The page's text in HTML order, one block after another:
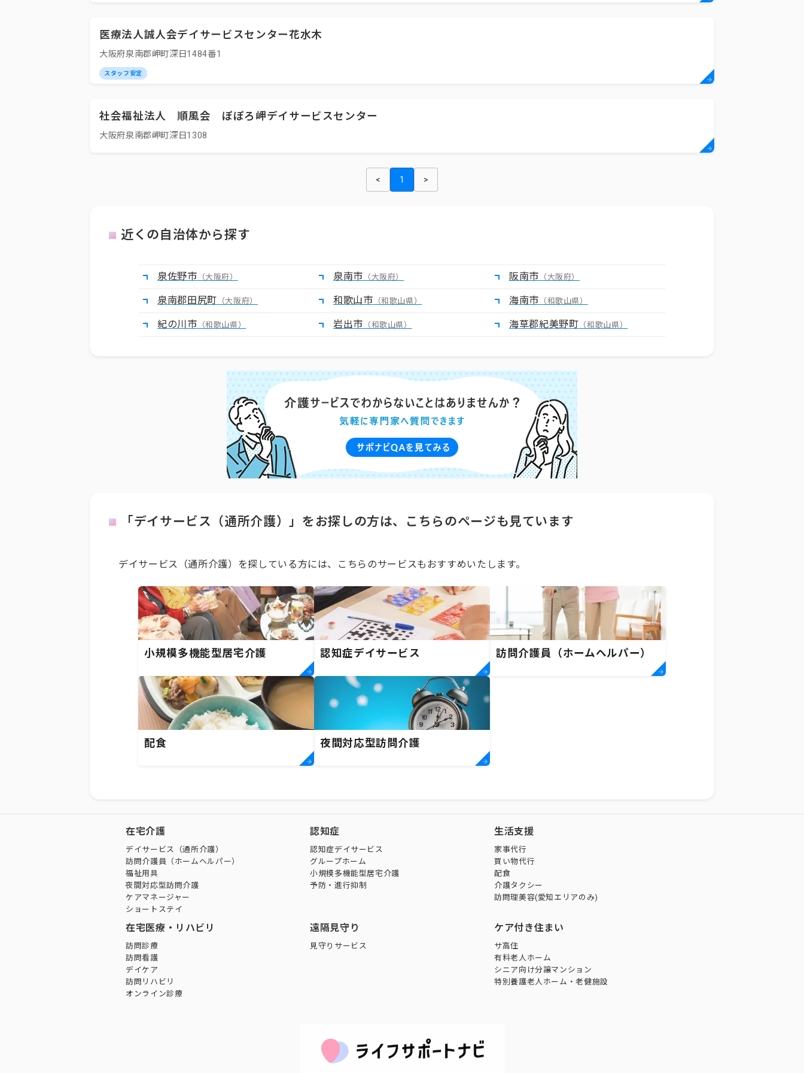
医療法人誠人会デイサービスセンター花水木
大阪府泉南郡岬町深日1484番1
スタッフ安定
社会福祉法人 順風会 ぽぽろ岬デイサービスセンター
大阪府泉南郡岬町深日1308
< 1 >
近くの自治体から探す
泉佐野市 （大阪府） 泉南市 （大阪府） 阪南市 （大阪府）
泉南郡田尻町 （大阪府） 和歌山市 （和歌山県） 海南市 （和歌山県）
紀の川市 （和歌山県） 岩出市 （和歌山県） 海草郡紀美野町 （和歌山県）
「デイサービス（通所介護）」をお探しの方は、こちらのページも見ています
デイサービス（通所介護）を探している方には、こちらのサービスもおすすめいたします。
小規模多機能型居宅介護 認知症デイサービス 訪問介護員（ホームヘルパー）
配食 夜間対応型訪問介護
在宅介護
デイサービス（通所介護）
訪問介護員（ホームヘルパー）
福祉用具
夜間対応型訪問介護
ケアマネージャー
ショートステイ
認知症
認知症デイサービス
グループホーム
小規模多機能型居宅介護
予防・進行抑制
生活支援
家事代行
買い物代行
配食
介護タクシー
訪問理美容(愛知エリアのみ)
在宅医療・リハビリ
訪問診療
訪問看護
デイケア
訪問リハビリ
オンライン診療
遠隔見守り
見守りサービス
ケア付き住まい
サ高住
有料老人ホーム
シニア向け分譲マンション
特別養護老人ホーム・老健施設